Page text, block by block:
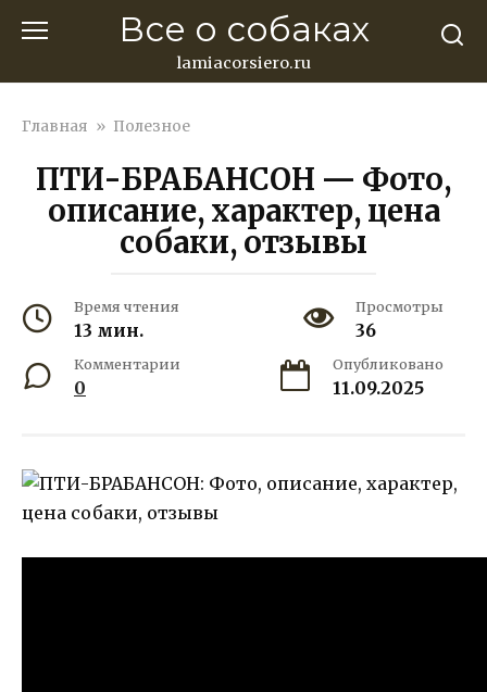
Все о собаках
lamiacorsiero.ru
Главная » Полезное
ПТИ-БРАБАНСОН — Фото,
описание, характер, цена
собаки, отзывы
Время чтения
13 мин.
Просмотры
36
Комментарии
0
Опубликовано
11.09.2025